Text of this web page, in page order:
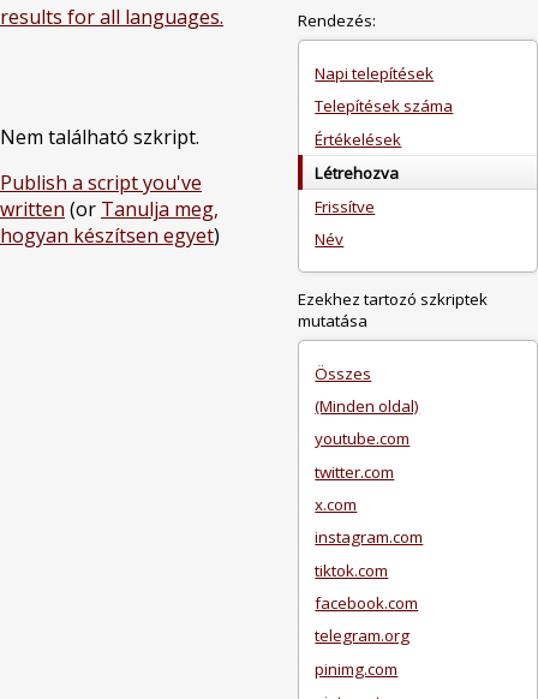
results for all languages.
Nem található szkript.
Publish a script you've
written (or Tanulja meg,
hogyan készítsen egyet)
Rendezés:
Napi telepítések
Telepítések száma
Értékelések
Létrehozva
Frissítve
Név
Ezekhez tartozó szkriptek
mutatása
Összes
(Minden oldal)
youtube.com
twitter.com
x.com
instagram.com
tiktok.com
facebook.com
telegram.org
pinimg.com